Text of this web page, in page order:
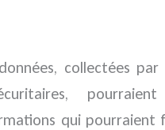
collectées par
pourraient
qui pourraient